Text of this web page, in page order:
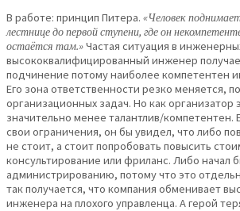
В работе: принцип Питера. «Человек
лестнице до первой ступени, где он
остаётся там.»Частая ситуация в
высококвалифицированный инженер
подчинение потому наиболее компетентен
Его зона ответственности резко меняется,
организационных задач. Но как организатор
значительно менее талантлив/компетентен.
свои ограничения, он бы увидел, что либо
не стоит, а стоит попробовать повысить
консультирование или фриланс. Либо начал
администрированию, потому что это
так получается, что компания обменивает
инженера на плохого управленца. А герой